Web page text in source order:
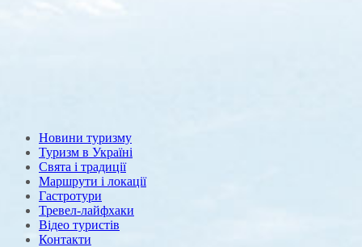
Новини туризму
Туризм в Україні
Свята і традиції
Маршрути і локації
Гастротури
Тревел-лайфхаки
Відео туристів
Контакти